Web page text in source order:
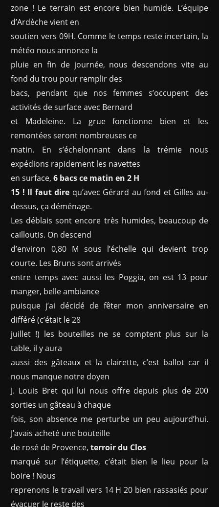
zone ! Le terrain est encore bien humide. L’équipe
d’Ardèche vient en
soutien vers 09H. Comme le temps reste incertain, la
météo nous annonce la
pluie en fin de journée, nous descendons vite au
fond du trou pour remplir des
bacs, pendant que nos femmes s’occupent des
activités de surface avec Bernard
et Madeleine. La grue fonctionne bien et les
remontées seront nombreuses ce
matin. En s’échelonnant dans la trémie nous
expédions rapidement les navettes
en surface,6 bacs ce matin en 2 H
15 ! Il faut dire qu’avec Gérard au fond et Gilles au-
dessus, ça déménage.
Les déblais sont encore très humides, beaucoup de
cailloutis. On descend
d’environ 0,80 M sous l’échelle qui devient trop
courte. Les Bruns sont arrivés
entre temps avec aussi les Poggia, on est 13 pour
manger, belle ambiance
puisque j’ai décidé de fêter mon anniversaire en
différé (c’était le 28
juillet !) les bouteilles ne se comptent plus sur la
table, il y aura
aussi des gâteaux et la clairette, c’est ballot car il
nous manque notre doyen
J. Louis Bret qui lui nous offre depuis plus de 200
sorties un gâteau à chaque
fois, son absence me perturbe un peu aujourd’hui.
J’avais acheté une bouteille
de rosé de Provence,terroir du Clos
marqué sur l’étiquette, c’était bien le lieu pour la
boire ! Nous
reprenons le travail vers 14 H 20 bien rassasiés pour
évacuer le reste des